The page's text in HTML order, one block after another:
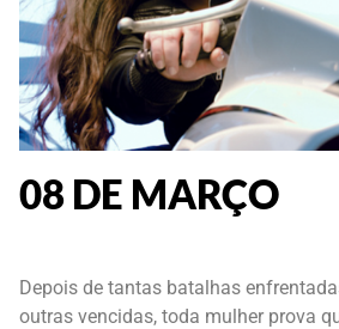
08 DE MARÇO
Depois de tantas batalhas
outras vencidas, toda mulher prova